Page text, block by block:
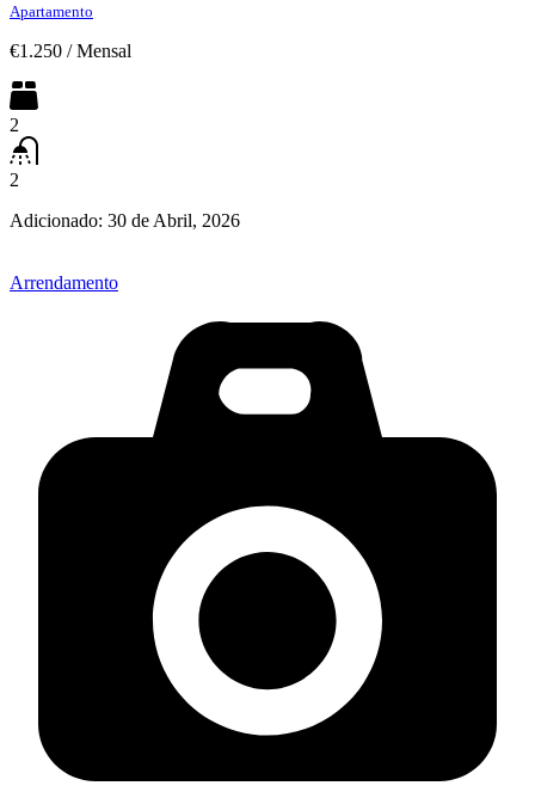
Apartamento
€1.250 / Mensal
2
2
Adicionado: 30 de Abril, 2026
Arrendamento